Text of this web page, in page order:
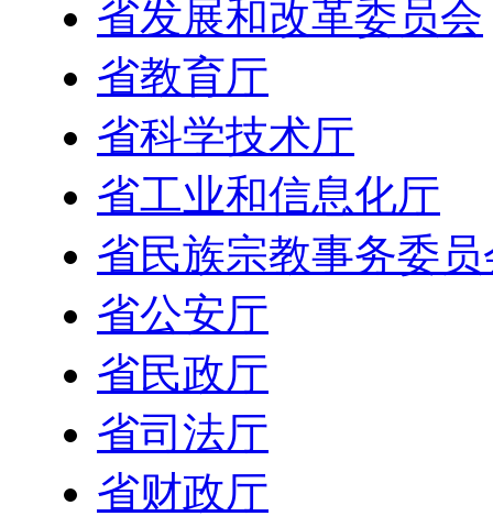
省发展和改革委员会
省教育厅
省科学技术厅
省工业和信息化厅
省民族宗教事务委员
省公安厅
省民政厅
省司法厅
省财政厅